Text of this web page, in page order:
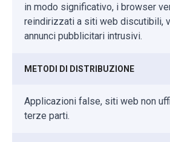
in modo significativo, i browser
reindirizzati a siti web discutibili,
annunci pubblicitari intrusivi.
METODI DI DISTRIBUZIONE
Applicazioni false, siti web non
terze parti.